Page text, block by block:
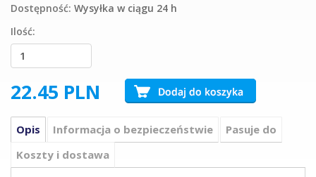
Dostępność: Wysyłka w ciągu 24 h
Ilość:
22.45 PLN
Opis Informacja o bezpieczeństwie
Pasuje do
Koszty i dostawa